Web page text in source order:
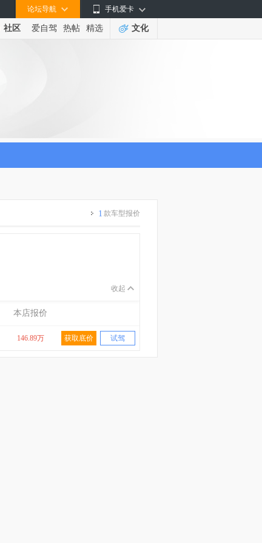
手机爱卡
论坛导航
社区 爱自驾 热帖 精选 文化
1 款车型报价
收起
本店报价
146.89万 获取底价 试驾